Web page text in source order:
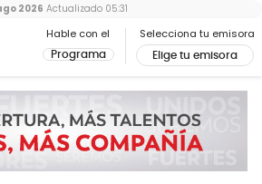
Hable con el
Programa
Selecciona tu emisora
Elige tu emisora
2026 Actualizado 05:31